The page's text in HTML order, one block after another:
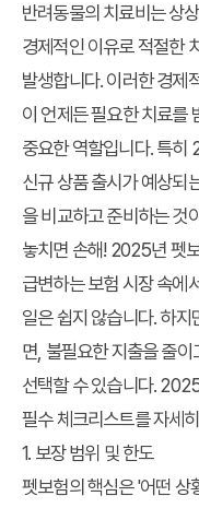
반려동물의 치료비는 상
경제적인 이유로 적절한
발생합니다. 이러한 경제
이 언제든 필요한 치료를
중요한 역할입니다. 특히
신규 상품 출시가 예상되
을 비교하고 준비하는 것
놓치면 손해! 2025년 펫
급변하는 보험 시장 속에
일은 쉽지 않습니다. 하
면, 불필요한 지출을 줄
선택할 수 있습니다.
필수 체크리스트를 자세
1. 보장 범위 및 한도
펫보험의 핵심은 '어떤 상